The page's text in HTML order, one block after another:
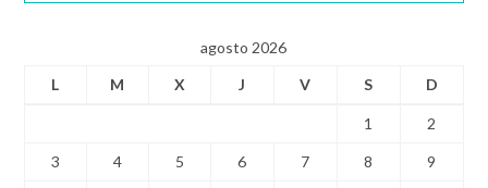
agosto 2026
L
M X J V S D
1 2
3 4 5 6 7 8 9